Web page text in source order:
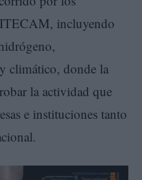
incluyendo
climático, donde la
la actividad que
e instituciones tanto